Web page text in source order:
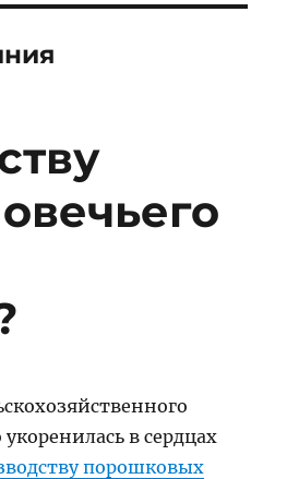
в сердцах
порошковых